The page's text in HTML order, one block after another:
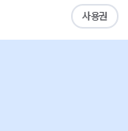
사용권
연계형 인턴사원